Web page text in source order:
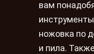
вам
ножовка по
и пила.